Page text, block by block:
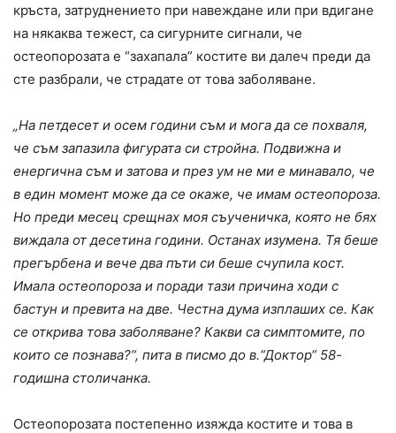
кръста, затруднението при навеждане или при вдигане
на някаква тежест, са сигурните сигнали, че
остеопорозата е “захапала” костите ви далеч преди да
сте разбрали, че страдате от това заболяване.
„На петдесет и осем години съм и мога да се похваля,
че съм запазила фигурата си стройна. Подвижна и
енергична съм и затова и през ум не ми е минавало, че
в един момент може да се окаже, че имам остеопороза.
Но преди месец срещнах моя съученичка, която не бях
виждала от десетина години. Останах изумена. Тя беше
прегърбена и вече два пъти си беше счупила кост.
Имала остеопороза и поради тази причина ходи с
бастун и превита на две. Честна дума изплаших се. Как
се открива това заболяване? Какви са симптомите, по
които се познава?“, пита в писмо до в.“Доктор“ 58-
годишна столичанка.
Остеопорозата постепенно изяжда костите и това в